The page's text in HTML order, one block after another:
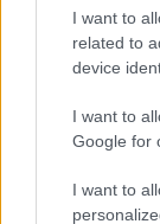
I want to
related to
device
I want to
Google for
I want to
Αν τα χάσατε